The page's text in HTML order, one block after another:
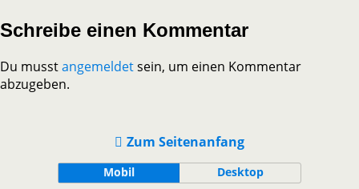
Schreibe einen Kommentar
Du musstangemeldetsein, um einen Kommentar
abzugeben.
Zum Seitenanfang
Mobil Desktop